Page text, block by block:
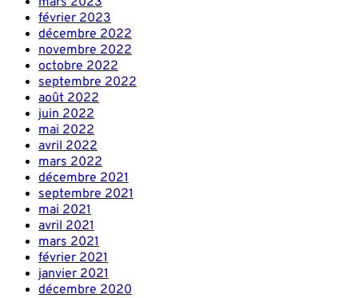
février 2023
décembre 2022
novembre 2022
octobre 2022
septembre 2022
août 2022
juin 2022
mai 2022
avril 2022
mars 2022
décembre 2021
septembre 2021
mai 2021
avril 2021
mars 2021
février 2021
janvier 2021
décembre 2020